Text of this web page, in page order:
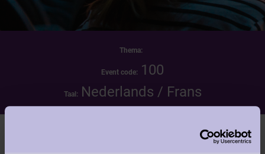
Thema:
Event code: 100
Taal: Nederlands / Frans